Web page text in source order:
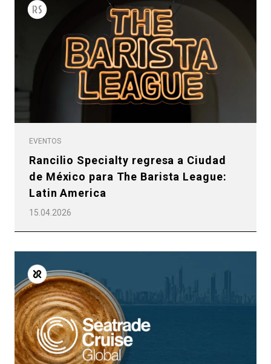
EVENTOS
Rancilio Specialty regresa a Ciudad
de México para The Barista League:
Latin America
15.04.2026